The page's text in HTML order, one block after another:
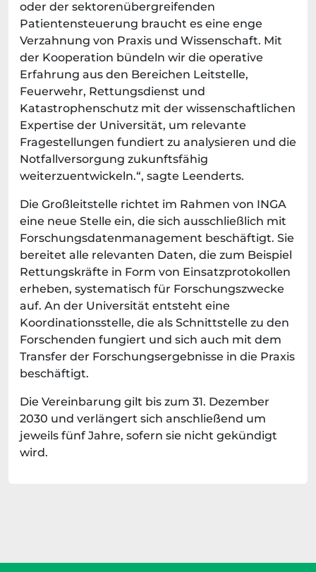
oder der sektorenübergreifenden
Patientensteuerung braucht es eine enge
Verzahnung von Praxis und Wissenschaft. Mit
der Kooperation bündeln wir die operative
Erfahrung aus den Bereichen Leitstelle,
Feuerwehr, Rettungsdienst und
Katastrophenschutz mit der wissenschaftlichen
Expertise der Universität, um relevante
Fragestellungen fundiert zu analysieren und die
Notfallversorgung zukunftsfähig
weiterzuentwickeln.“, sagte Leenderts.
Die Großleitstelle richtet im Rahmen von INGA
eine neue Stelle ein, die sich ausschließlich mit
Forschungsdatenmanagement beschäftigt. Sie
bereitet alle relevanten Daten, die zum Beispiel
Rettungskräfte in Form von Einsatzprotokollen
erheben, systematisch für Forschungszwecke
auf. An der Universität entsteht eine
Koordinationsstelle, die als Schnittstelle zu den
Forschenden fungiert und sich auch mit dem
Transfer der Forschungsergebnisse in die Praxis
beschäftigt.
Die Vereinbarung gilt bis zum 31. Dezember
2030 und verlängert sich anschließend um
jeweils fünf Jahre, sofern sie nicht gekündigt
wird.